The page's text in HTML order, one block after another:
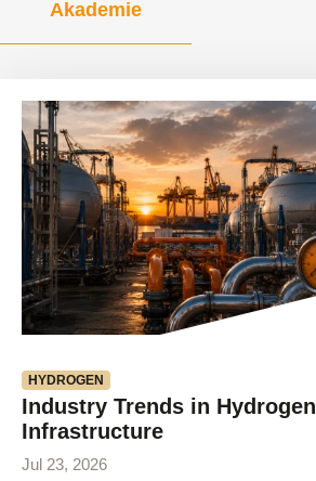
Akademie
Artikel
anzeigen
HYDROGEN
Industry Trends in Hydrogen
Infrastructure
Jul 23, 2026